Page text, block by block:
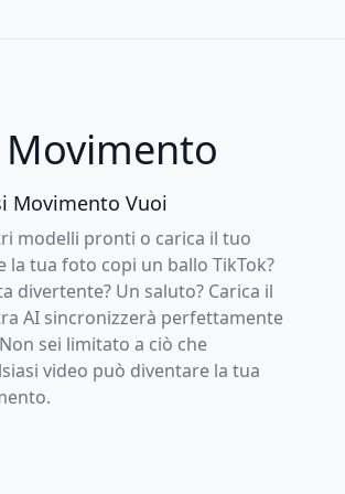
Movimento
Movimento Vuoi
modelli pronti o carica il tuo
la tua foto copi un ballo TikTok?
divertente? Un saluto? Carica il
AI sincronizzerà perfettamente
sei limitato a ciò che
video può diventare la tua